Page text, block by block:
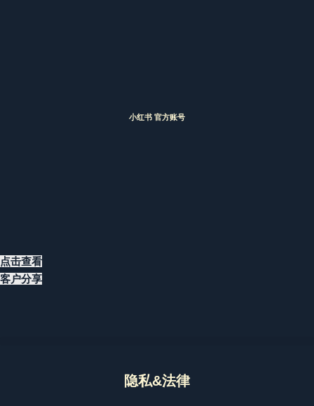
小红书 官方账号
点击查看
客户分享
隐私&法律